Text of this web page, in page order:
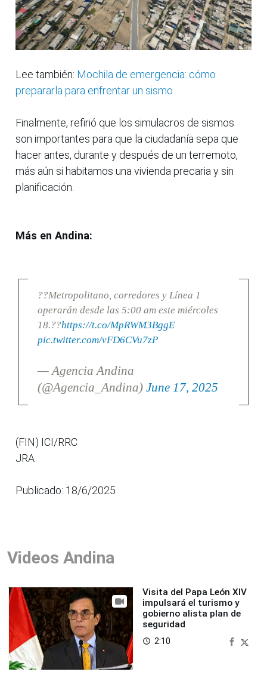
Lee también: Mochila de emergencia: cómo
prepararla para enfrentar un sismo
Finalmente, refirió que los simulacros de sismos
son importantes para que la ciudadanía sepa que
hacer antes, durante y después de un terremoto,
más aún si habitamos una vivienda precaria y sin
planificación.
Más en Andina:
??Metropolitano, corredores y Línea 1
operarán desde las 5:00 am este miércoles
18.??https://t.co/MpRWM3BggE
pic.twitter.com/vFD6CVu7zP
— Agencia Andina
(@Agencia_Andina) June 17, 2025
(FIN) ICI/RRC
JRA
Publicado: 18/6/2025
Videos Andina
Visita del Papa León XIV
impulsará el turismo y
gobierno alista plan de
seguridad
access_time 2:10